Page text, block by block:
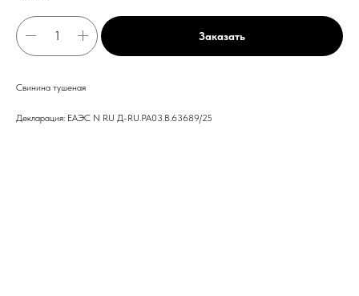
Заказать
Свинина тушеная
Декларация: ЕАЭС N RU Д-RU.РА03.В.63689/25